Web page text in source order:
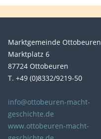
Marktgemeinde Ottobeuren
Marktplatz 6
87724 Ottobeuren
T. +49 (0)8332/9219-50
info@ottobeuren-macht-
geschichte.de
www.ottobeuren-macht-